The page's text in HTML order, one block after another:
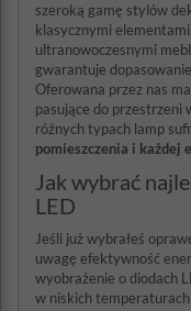
szeroką gamę stylów
klasycznymi
ultranowoczesnymi
gwarantuje
Oferowana przez nas
pasujące do przestrzeni
różnych typach lamp
pomieszczenia i każdej
Jak wybrać
LED
Jeśli już wybrałeś
uwagę efektywność
wyobrażenie o diodach
w niskich